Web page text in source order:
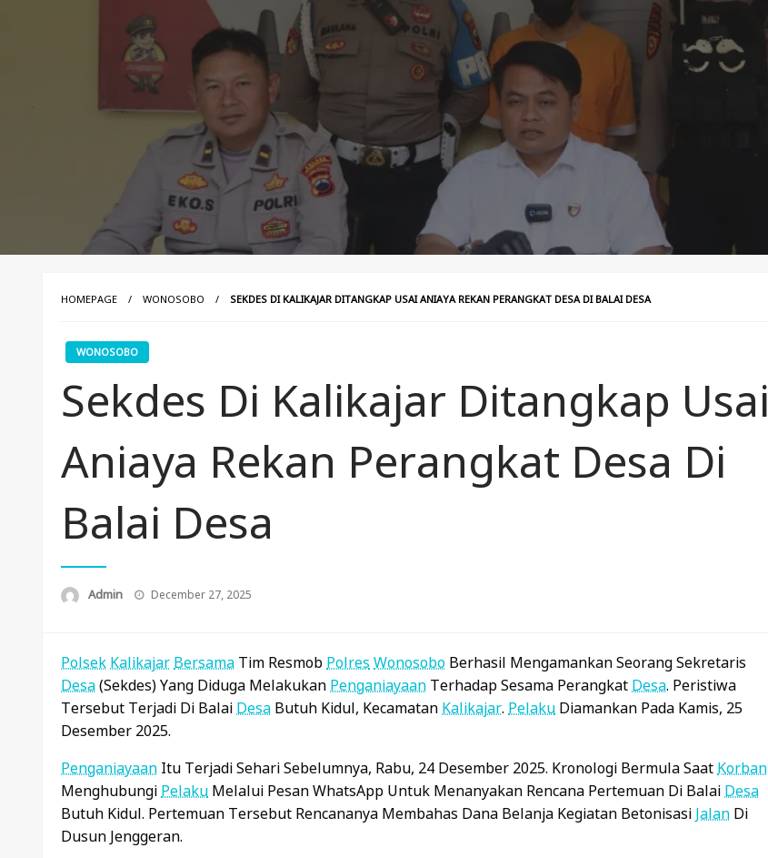
HOMEPAGE WONOSOBO SEKDES DI KALIKAJAR DITANGKAP USAI ANIAYA REKAN PERANGKAT DESA DI BALAI DESA
WONOSOBO
Sekdes Di Kalikajar Ditangkap Usai
Aniaya Rekan Perangkat Desa Di
Balai Desa
Admin
Posted
December 27, 2025
Polsek Kalikajar Bersama Tim Resmob Polres Wonosobo Berhasil Mengamankan Seorang Sekretaris
Desa(Sekdes) Yang Diduga Melakukan Penganiayaan Terhadap Sesama Perangkat Desa. Peristiwa
Tersebut Terjadi Di Balai Desa Butuh Kidul, Kecamatan Kalikajar. Pelaku Diamankan Pada Kamis, 25
Desember 2025.
Penganiayaan Itu Terjadi Sehari Sebelumnya, Rabu, 24 Desember 2025. Kronologi Bermula Saat Korban
Menghubungi Pelaku Melalui Pesan WhatsApp Untuk Menanyakan Rencana Pertemuan Di Balai Desa
Butuh Kidul. Pertemuan Tersebut Rencananya Membahas Dana Belanja Kegiatan Betonisasi Jalan Di
Dusun Jenggeran.